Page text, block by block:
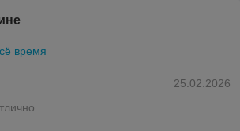
время
25.02.2026